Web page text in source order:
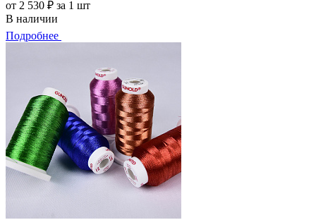
от 2 530 ₽ за 1 шт
В наличии
Подробнее